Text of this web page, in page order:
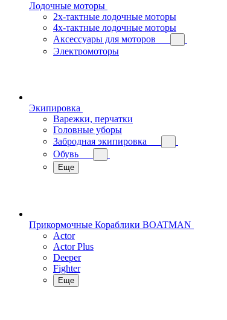
Лодочные моторы
2х-тактные лодочные моторы
4х-тактные лодочные моторы
Аксессуары для моторов
Электромоторы
Экипировка
Варежки, перчатки
Головные уборы
Забродная экипировка
Обувь
Еще
Прикормочные Кораблики BOATMAN
Actor
Actor Plus
Deeper
Fighter
Еще